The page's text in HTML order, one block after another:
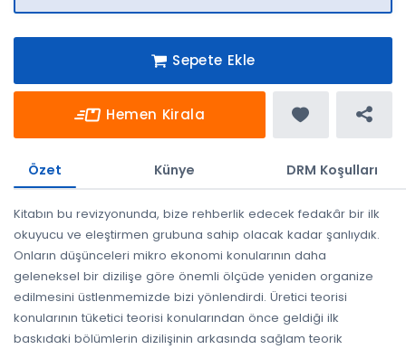
Sepete Ekle
Hemen Kirala
Özet Künye DRM Koşulları
Kitabın bu revizyonunda, bize rehberlik edecek fedakâr bir ilk
okuyucu ve eleştirmen grubuna sahip olacak kadar şanlıydık.
Onların düşünceleri mikro ekonomi konularının daha
geleneksel bir dizilişe göre önemli ölçüde yeniden organize
edilmesini üstlenmemizde bizi yönlendirdi. Üretici teorisi
konularının tüketici teorisi konularından önce geldiği ilk
baskıdaki bölümlerin dizilişinin arkasında sağlam teorik